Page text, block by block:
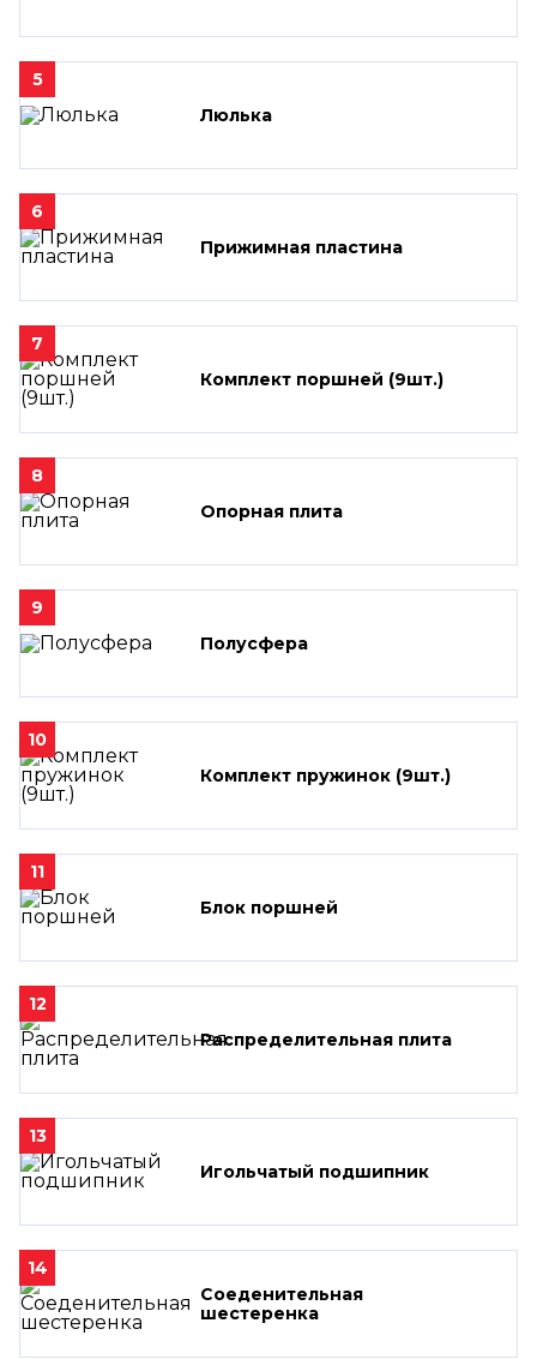
5
Люлька
6
Прижимная пластина
7
Комплект поршней (9шт.)
8
Опорная плита
9
Полусфера
10
Комплект пружинок (9шт.)
11
Блок поршней
12
Распределительная плита
13
Игольчатый подшипник
14
Соеденительная
шестеренка